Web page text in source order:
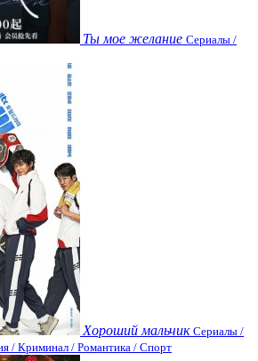
Ты мое желание Сериалы /
Хороший мальчик Сериалы /
/ Криминал / Романтика / Спорт